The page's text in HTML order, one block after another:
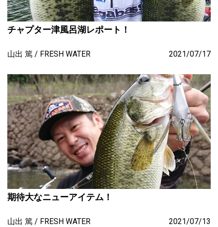
チャプター津風呂湖レポート！
山出 篤 FRESH WATER 2021/07/17
期待大なニューアイテム！
山出 篤 FRESH WATER 2021/07/13